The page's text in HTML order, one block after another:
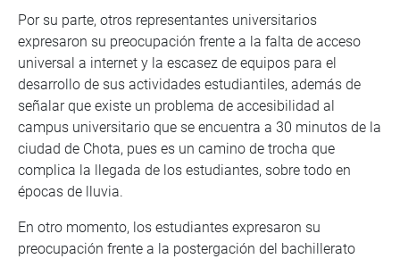
Por su parte, otros representantes universitarios
expresaron su preocupación frente a la falta de acceso
universal a internet y la escasez de equipos para el
desarrollo de sus actividades estudiantiles, además de
señalar que existe un problema de accesibilidad al
campus universitario que se encuentra a 30 minutos de la
ciudad de Chota, pues es un camino de trocha que
complica la llegada de los estudiantes, sobre todo en
épocas de lluvia.
En otro momento, los estudiantes expresaron su
preocupación frente a la postergación del bachillerato